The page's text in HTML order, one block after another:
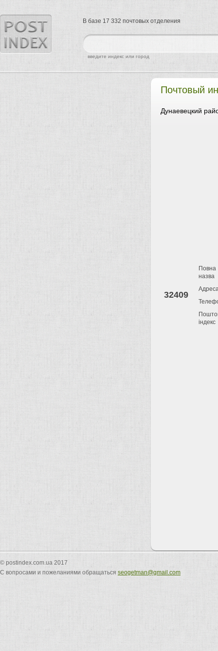
Почтовый
Дунаевецкий
32409
Повна
назва
індекс
найти
введите индекс или город
В базе 17 332 почтовых отделения
© postindex.com.ua 2017
С вопросами и пожеланиями обращаться seogetman@gmail.com